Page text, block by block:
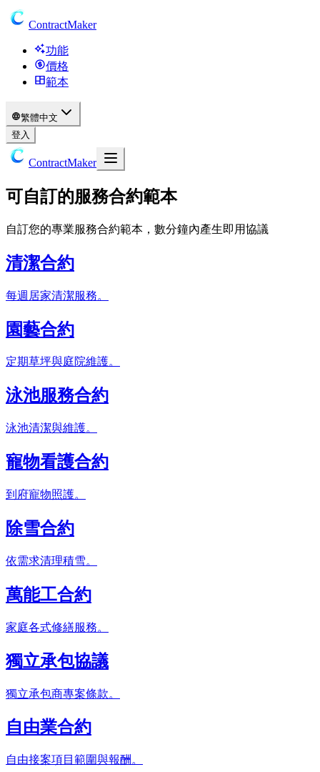
ContractMaker
功能
價格
範本
繁體中文
登入
ContractMaker
可自訂的服務合約範本
自訂您的專業服務合約範本，數分鐘內產生即用協議
清潔合約
每週居家清潔服務。
園藝合約
定期草坪與庭院維護。
泳池服務合約
泳池清潔與維護。
寵物看護合約
到府寵物照護。
除雪合約
依需求清理積雪。
萬能工合約
家庭各式修繕服務。
獨立承包協議
獨立承包商專案條款。
自由業合約
自由接案項目範圍與報酬。